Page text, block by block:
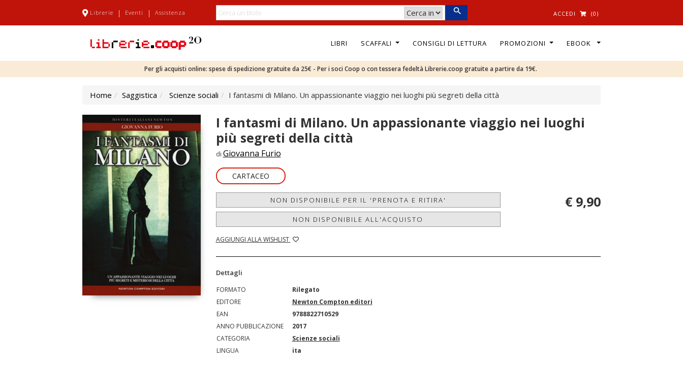
Librerie | Eventi | Assistenza ACCEDI (0)
LIBRI SCAFFALI CONSIGLI DI LETTURA PROMOZIONI EBOOK
Per gli acquisti online: spese di spedizione gratuite da 25€ - Per i soci Coop o con tessera fedeltà Librerie.coop gratuite a partire da 19€.
Home Saggistica Scienze sociali I fantasmi di Milano. Un appassionante viaggio nei luoghi più segreti della città
I fantasmi di Milano. Un appassionante viaggio nei luoghi
più segreti della città
di Giovanna Furio
CARTACEO
NON DISPONIBILE PER IL 'PRENOTA E RITIRA'
NON DISPONIBILE ALL'ACQUISTO
AGGIUNGI ALLA WISHLIST
€ 9,90
Dettagli
FORMATO
Rilegato
EDITORE
Newton Compton editori
EAN
9788822710529
ANNO PUBBLICAZIONE
2017
CATEGORIA
Scienze sociali
LINGUA
ita